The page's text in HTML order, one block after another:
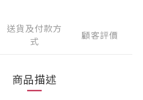
送貨及付款方
式
顧客評價
商品描述